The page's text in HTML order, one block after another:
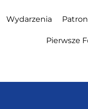
Wydarzenia
Pierwsze